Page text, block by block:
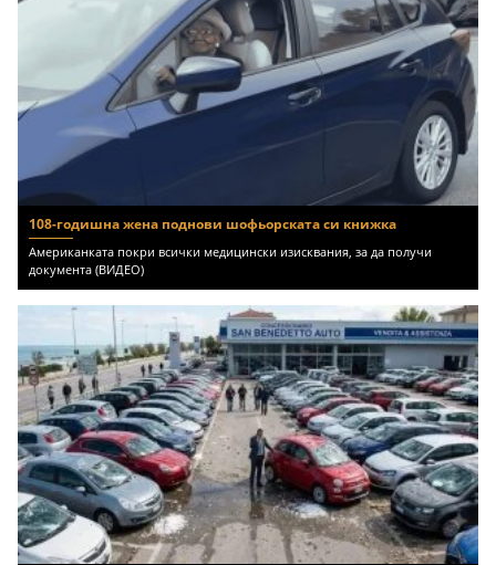
108-годишна жена поднови шофьорската си книжка
Американката покри всички медицински изисквания, за да получи
документа (ВИДЕО)